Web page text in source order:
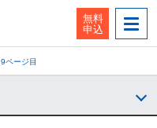
無料
申込
9ページ目